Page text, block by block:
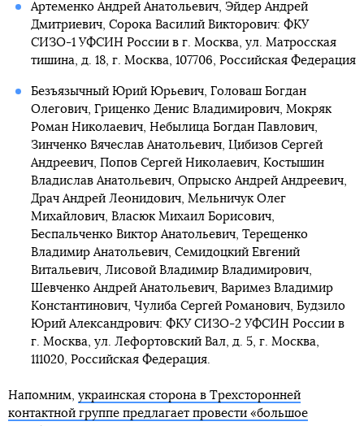
Артеменко Андрей Анатольевич, Эйдер Андрей
Дмитриевич, Сорока Василий Викторович: ФКУ
СИЗО-1 УФСИН России в г. Москва, ул. Матросская
тишина, д. 18, г. Москва, 107706, Российская Федерация
Безъязычный Юрий Юрьевич, Головаш Богдан
Олегович, Гриценко Денис Владимирович, Мокряк
Роман Николаевич, Небылица Богдан Павлович,
Зинченко Вячеслав Анатольевич, Цибизов Сергей
Андреевич, Попов Сергей Николаевич, Костышин
Владислав Анатольевич, Опрыско Андрей Андреевич,
Драч Андрей Леонидович, Мельничук Олег
Михайлович, Власюк Михаил Борисович,
Беспальченко Виктор Анатольевич, Терещенко
Владимир Анатольевич, Семидоцкий Евгений
Витальевич, Лисовой Владимир Владимирович,
Шевченко Андрей Анатольевич, Варимез Владимир
Константинович, Чулиба Сергей Романович, Будзило
Юрий Александрович: ФКУ СИЗО-2 УФСИН России в
г. Москва, ул. Лефортовский Вал, д. 5, г. Москва,
111020, Российская Федерация.
Напомним, украинская сторона в Трехсторонней
контактной группе предлагает провести «большое